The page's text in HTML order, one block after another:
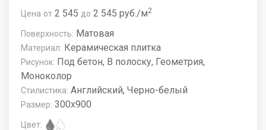
Цена от 2 545 до 2 545 руб./м2
Поверхность: Матовая
Материал: Керамическая плитка
Рисунок: Под бетон, В полоску, Геометрия,
Моноколор
Стилистика: Английский, Черно-белый
Размер: 300x900
Цвет: